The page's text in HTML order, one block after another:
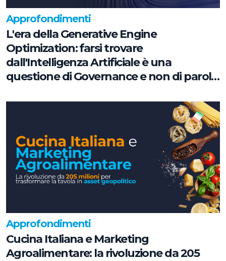
Approfondimenti
L'era della Generative Engine
Optimization: farsi trovare
dall'Intelligenza Artificiale è una
questione di Governance e non di parole
Approfondimenti
Cucina Italiana e Marketing
Agroalimentare: la rivoluzione da 205